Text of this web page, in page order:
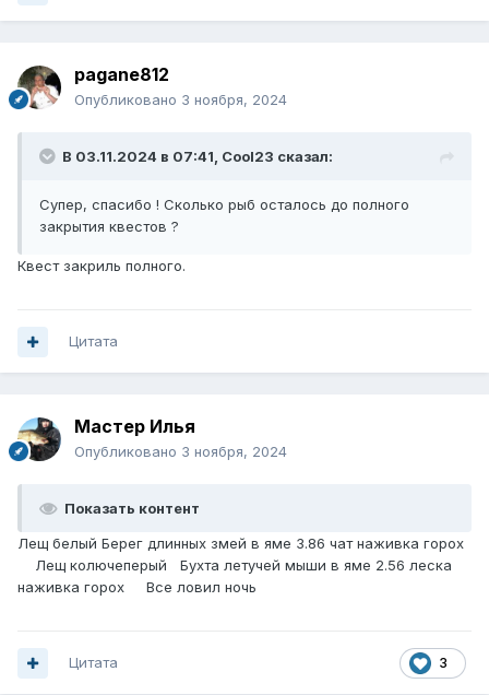
pagane812
Опубликовано 3 ноября, 2024
В 03.11.2024 в 07:41, Cool23 сказал:
Супер, спасибо ! Сколько рыб осталось до полного
закрытия квестов ?
Квест закриль полного.
Цитата
Мастер Илья
Опубликовано 3 ноября, 2024
Показать контент
Лещ белый Берег длинных змей в яме 3.86 чат наживка горох
Лещ колючеперый Бухта летучей мыши в яме 2.56 леска
наживка горох Все ловил ночь
3
Цитата